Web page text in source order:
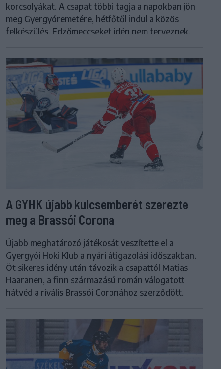
korcsolyákat. A csapat többi tagja a napokban jön
meg Gyergyóremetére, hétfőtől indul a közös
felkészülés. Edzőmeccseket idén nem terveznek.
A GYHK újabb kulcsemberét szerezte
meg a Brassói Corona
Újabb meghatározó játékosát veszítette el a
Gyergyói Hoki Klub a nyári átigazolási időszakban.
Öt sikeres idény után távozik a csapattól Matias
Haaranen, a finn származású román válogatott
hátvéd a rivális Brassói Coronához szerződött.